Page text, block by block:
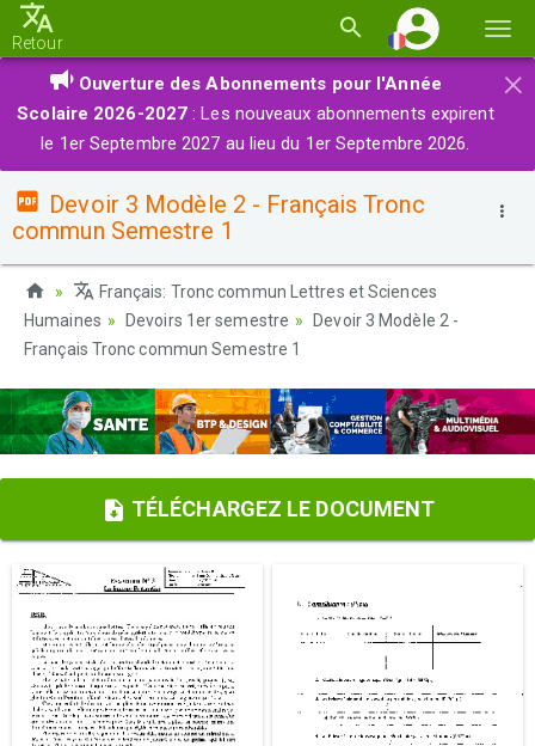
la
Retour
×
Ouverture des Abonnements pour l'Année
Scolaire 2026-2027 : Les nouveaux abonnements expirent
le 1er Septembre 2027 au lieu du 1er Septembre 2026.
Devoir 3 Modèle 2 - Français Tronc
commun Semestre 1
Français: Tronc commun Lettres et Sciences
Humaines
Devoirs 1er semestre
Devoir 3 Modèle 2 -
Français Tronc commun Semestre 1
TÉLÉCHARGEZ LE DOCUMENT